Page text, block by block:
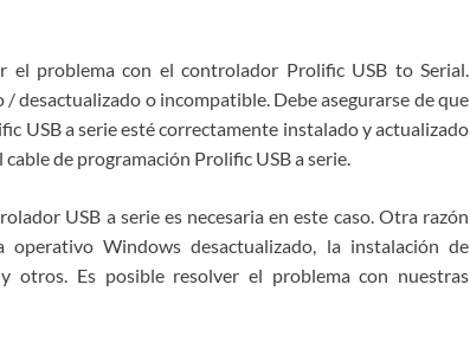
el problema con el controlador Prolific USB to Serial.
desactualizado o incompatible. Debe asegurarse de que
USB a serie esté correctamente instalado y actualizado
de programación Prolific USB a serie.
USB a serie es necesaria en este caso. Otra razón
Windows desactualizado, la instalación de
otros. Es posible resolver el problema con nuestras